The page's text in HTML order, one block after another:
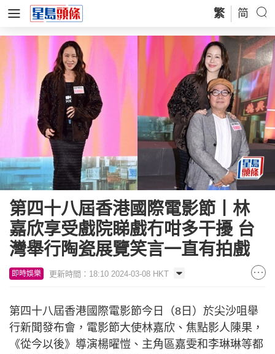
繁 简
第四十八屆香港國際電影節丨林
嘉欣享受戲院睇戲冇咁多干擾 台
灣舉行陶瓷展覽笑言一直有拍戲
即時娛樂 更新時間：18:10 2024-03-08 HKT
第四十八屆香港國際電影節今日（8日）於尖沙咀舉
行新聞發布會，電影節大使林嘉欣、焦點影人陳果，
《從今以後》導演楊曜愷、主角區嘉雯和李琳琳等都